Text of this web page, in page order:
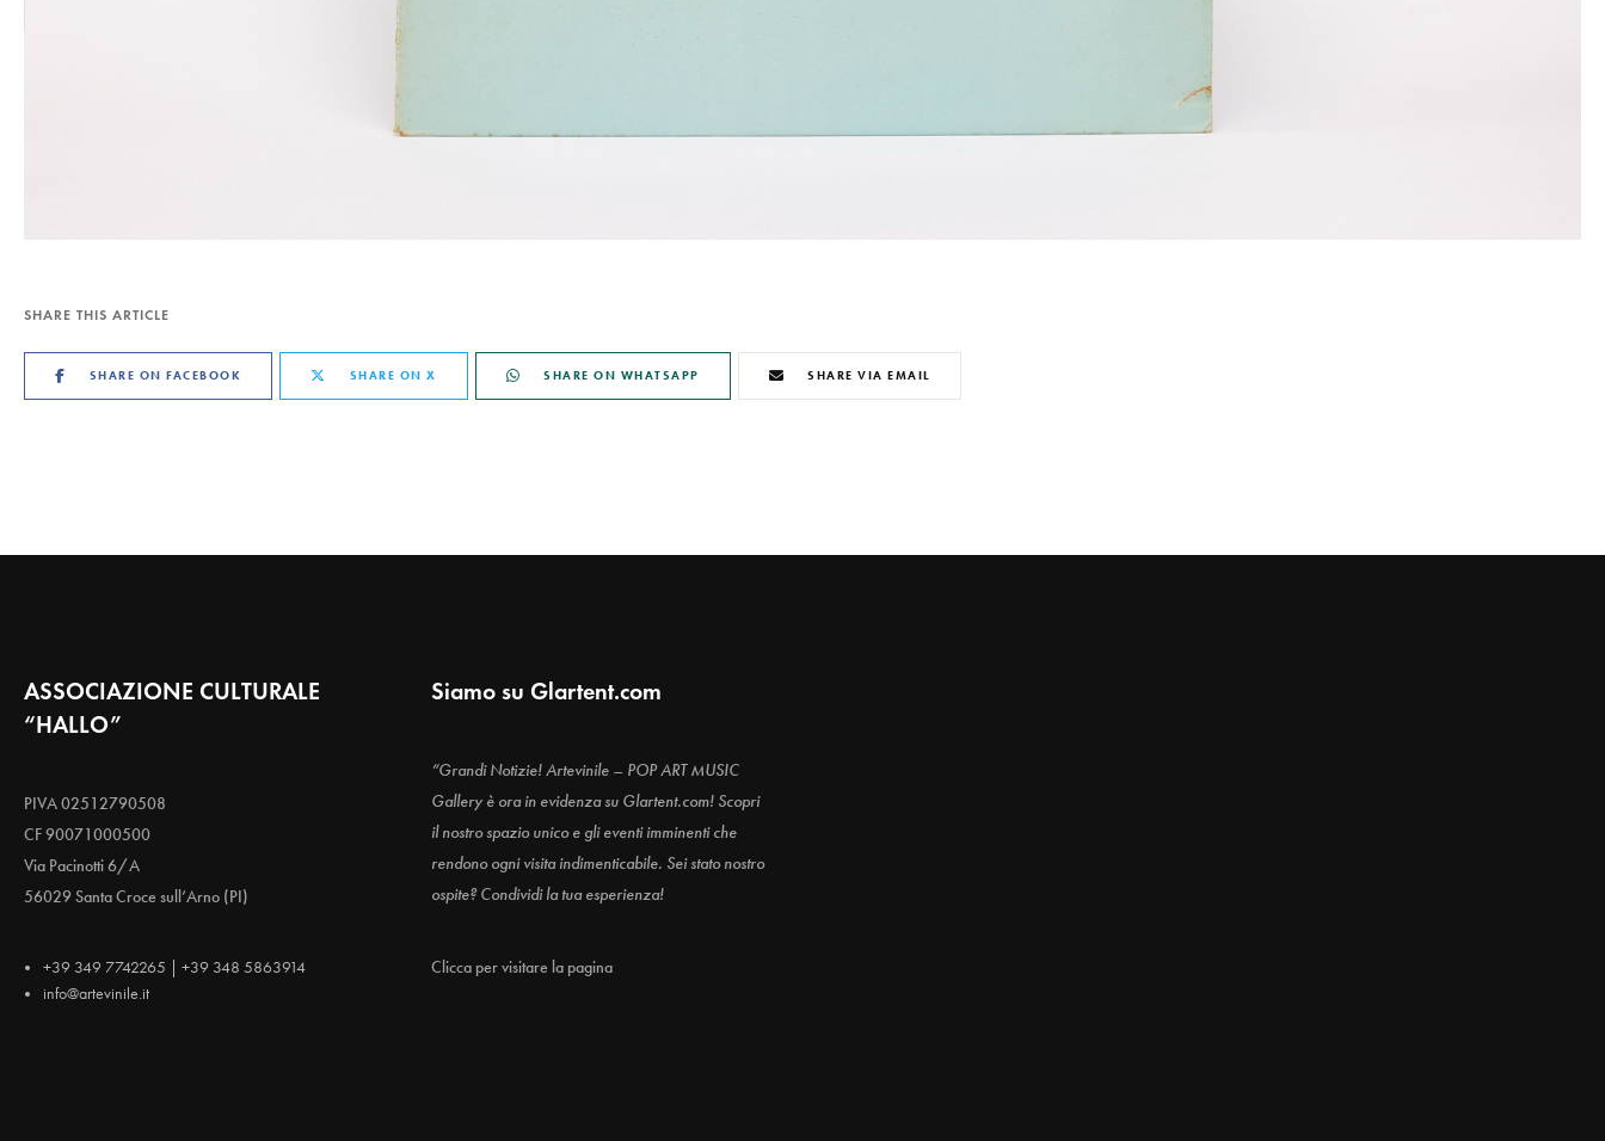
SHARE THIS ARTICLE
SHARE ON FACEBOOK SHARE ON X SHARE ON WHATSAPP SHARE VIA EMAIL
ASSOCIAZIONE CULTURALE
“HALLO”
PIVA 02512790508
CF 90071000500
Via Pacinotti 6/A
56029 Santa Croce sull’Arno (PI)
+39 349 7742265 | +39 348 5863914
info@artevinile.it
Siamo su Glartent.com
“Grandi Notizie! Artevinile – POP ART MUSIC
Gallery è ora in evidenza su Glartent.com! Scopri
il nostro spazio unico e gli eventi imminenti che
rendono ogni visita indimenticabile. Sei stato nostro
ospite? Condividi la tua esperienza!
Clicca per visitare la pagina